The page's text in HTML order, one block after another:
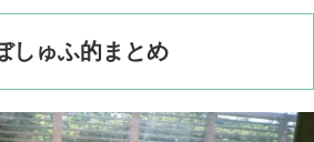
しゅふ的まとめ